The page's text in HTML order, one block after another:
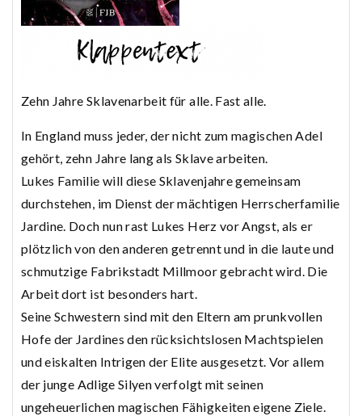
Zehn Jahre Sklavenarbeit für alle. Fast alle.
In England muss jeder, der nicht zum magischen Adel
gehört, zehn Jahre lang als Sklave arbeiten.
Lukes Familie will diese Sklavenjahre gemeinsam
durchstehen, im Dienst der mächtigen Herrscherfamilie
Jardine. Doch nun rast Lukes Herz vor Angst, als er
plötzlich von den anderen getrennt und in die laute und
schmutzige Fabrikstadt Millmoor gebracht wird. Die
Arbeit dort ist besonders hart.
Seine Schwestern sind mit den Eltern am prunkvollen
Hofe der Jardines den rücksichtslosen Machtspielen
und eiskalten Intrigen der Elite ausgesetzt. Vor allem
der junge Adlige Silyen verfolgt mit seinen
ungeheuerlichen magischen Fähigkeiten eigene Ziele.